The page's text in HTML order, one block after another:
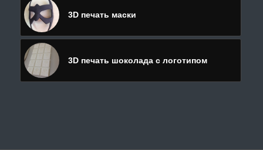
3D печать маски
3D печать шоколада с логотипом